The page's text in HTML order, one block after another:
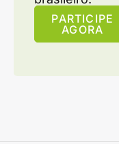
PARTICIPE
AGORA